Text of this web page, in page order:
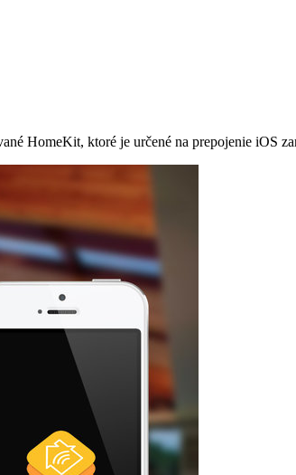
HomeKit, ktoré je určené na prepojenie iOS